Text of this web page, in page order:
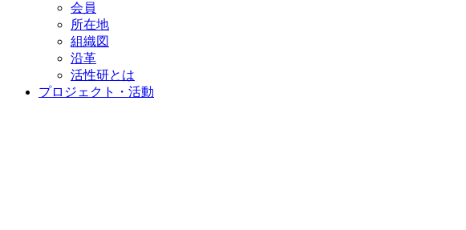
会員
所在地
組織図
沿革
活性研とは
プロジェクト・活動